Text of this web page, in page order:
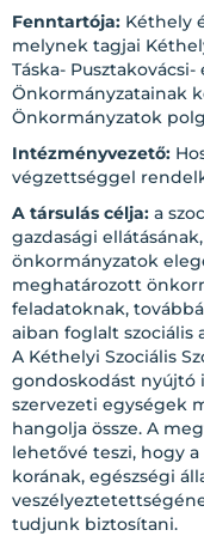
Fenntartója: Kéthely
melynek tagjai
Táska-
Önkormányzatainak
Önkormányzatok
Intézményvezető:
végzettséggel
A társulás célja: a
gazdasági
önkormányzatok
meghatározott
feladatoknak, továbbá
aiban foglalt szociális
A Kéthelyi Szociális
gondoskodást nyújtó
szervezeti egységek
hangolja össze. A
lehetővé teszi, hogy
korának, egészségi
tudjunk biztosítani.